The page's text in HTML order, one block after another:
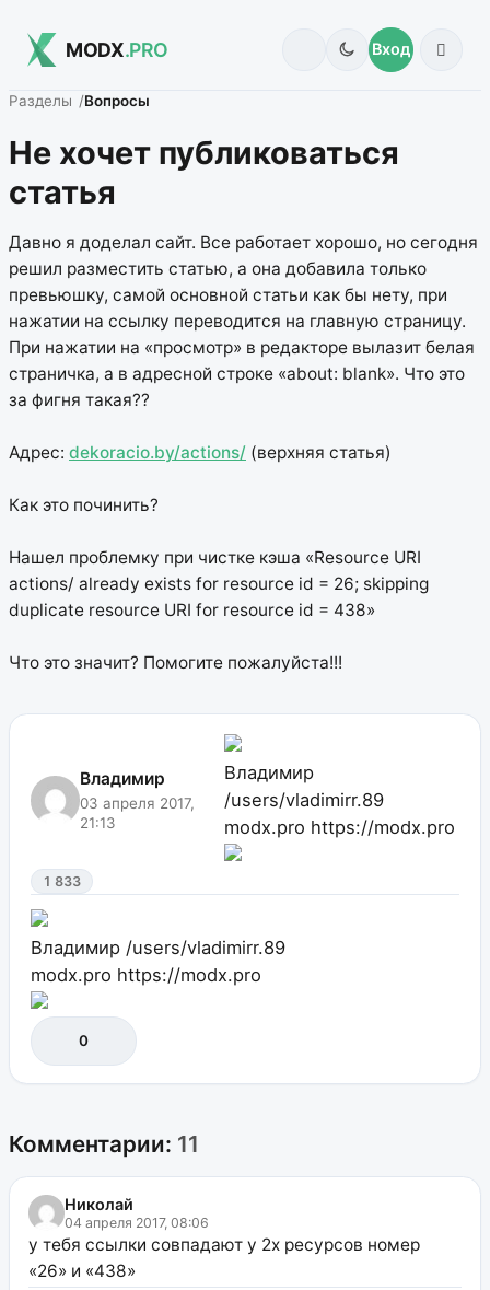
MODX.PRO Вход
Разделы Вопросы
Не хочет публиковаться
статья
Давно я доделал сайт. Все работает хорошо, но сегодня
решил разместить статью, а она добавила только
превьюшку, самой основной статьи как бы нету, при
нажатии на ссылку переводится на главную страницу.
При нажатии на «просмотр» в редакторе вылазит белая
страничка, а в адресной строке «about: blank». Что это
за фигня такая??
Адрес: dekoracio.by/actions/ (верхняя статья)
Как это починить?
Нашел проблемку при чистке кэша «Resource URI
actions/ already exists for resource id = 26; skipping
duplicate resource URI for resource id = 438»
Что это значит? Помогите пожалуйста!!!
Владимир
03 апреля 2017,
21:13
Владимир
/users/vladimirr.89
modx.pro https://modx.pro
1 833
Владимир /users/vladimirr.89
modx.pro https://modx.pro
0
Комментарии: 11
Николай
04 апреля 2017, 08:06
у тебя ссылки совпадают у 2х ресурсов номер
«26» и «438»